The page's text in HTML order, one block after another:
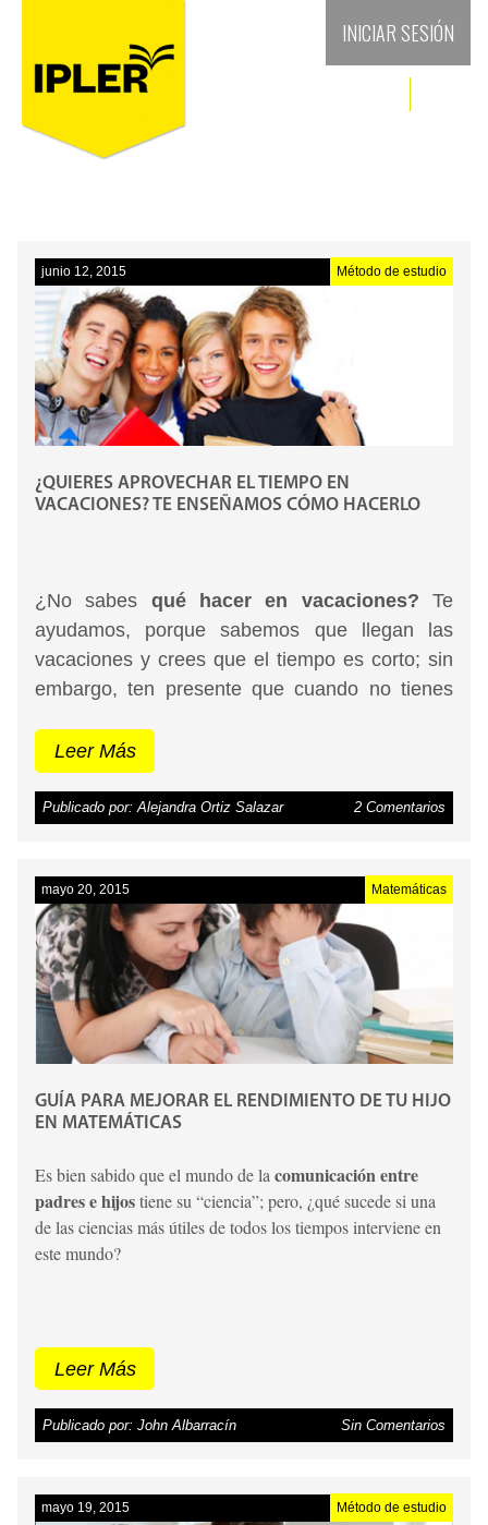
INICIAR SESIÓN
junio 12, 2015 Método de estudio
¿QUIERES APROVECHAR EL TIEMPO EN
VACACIONES? TE ENSEÑAMOS CÓMO HACERLO
¿No sabes qué hacer en vacaciones? Te
ayudamos, porque sabemos que llegan las
vacaciones y crees que el tiempo es corto; sin
embargo, ten presente que cuando no tienes
vuelven aburridas e interminables. Pasar
tiempo con tus amigos es una buena opción,
pero recuerda que cuando ellos están
divirtiéndote en algo que te beneficia. Te puede
interesar: el mejor curso de inglés en Bogotá.
Leer Más
Publicado por: Alejandra Ortiz Salazar 2 Comentarios
mayo 20, 2015 Matemáticas
GUÍA PARA MEJORAR EL RENDIMIENTO DE TU HIJO
EN MATEMÁTICAS
Es bien sabido que el mundo de la comunicación entre
padres e hijostiene su “ciencia”; pero, ¿qué sucede si una
de las ciencias más útiles de todos los tiempos interviene en
este mundo?
Leer Más
Publicado por: John Albarracín Sin Comentarios
mayo 19, 2015 Método de estudio